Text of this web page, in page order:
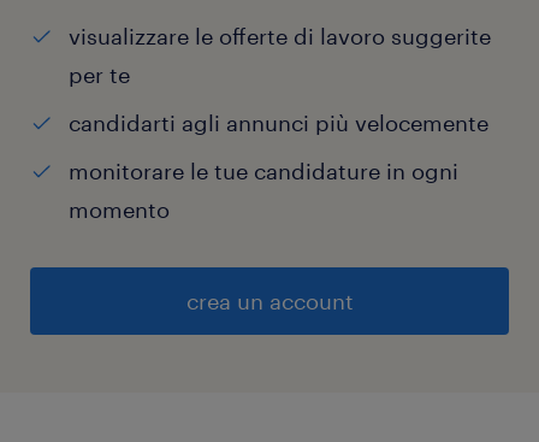
visualizzare le offerte di lavoro suggerite
per te
candidarti agli annunci più velocemente
monitorare le tue candidature in ogni
momento
crea un account